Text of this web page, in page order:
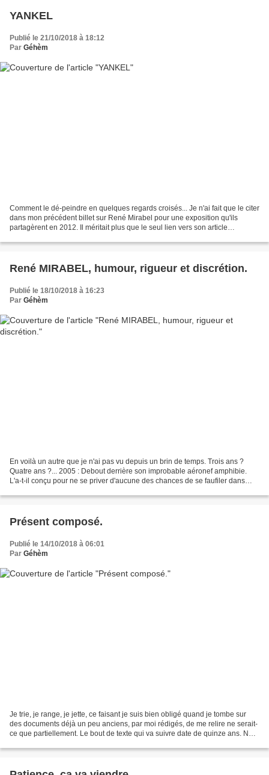
YANKEL
Publié le 21/10/2018 à 18:12
Par Géhèm
Comment le dé-peindre en quelques regards croisés... Je n'ai fait que le citer
dans mon précédent billet sur René Mirabel pour une exposition qu'ils
partagèrent en 2012. Il méritait plus que le seul lien vers son article
René MIRABEL, humour, rigueur et discrétion.
Publié le 18/10/2018 à 16:23
Par Géhèm
En voilà un autre que je n'ai pas vu depuis un brin de temps. Trois ans ?
Quatre ans ?... 2005 : Debout derrière son improbable aéronef amphibie.
L'a-t-il conçu pour ne se priver d'aucune des chances de se faufiler dans
Présent composé.
Publié le 14/10/2018 à 06:01
Par Géhèm
Je trie, je range, je jette, ce faisant je suis bien obligé quand je tombe sur
des documents déjà un peu anciens, par moi rédigés, de me relire ne serait-
ce que partiellement. Le bout de texte qui va suivre date de quinze ans. Ne